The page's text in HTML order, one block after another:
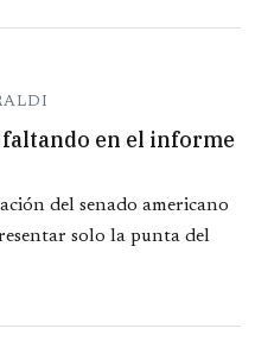
faltando en el informe
del senado americano
solo la punta del